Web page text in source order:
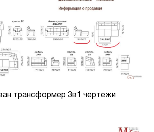
трансформер 3в1 чертежи